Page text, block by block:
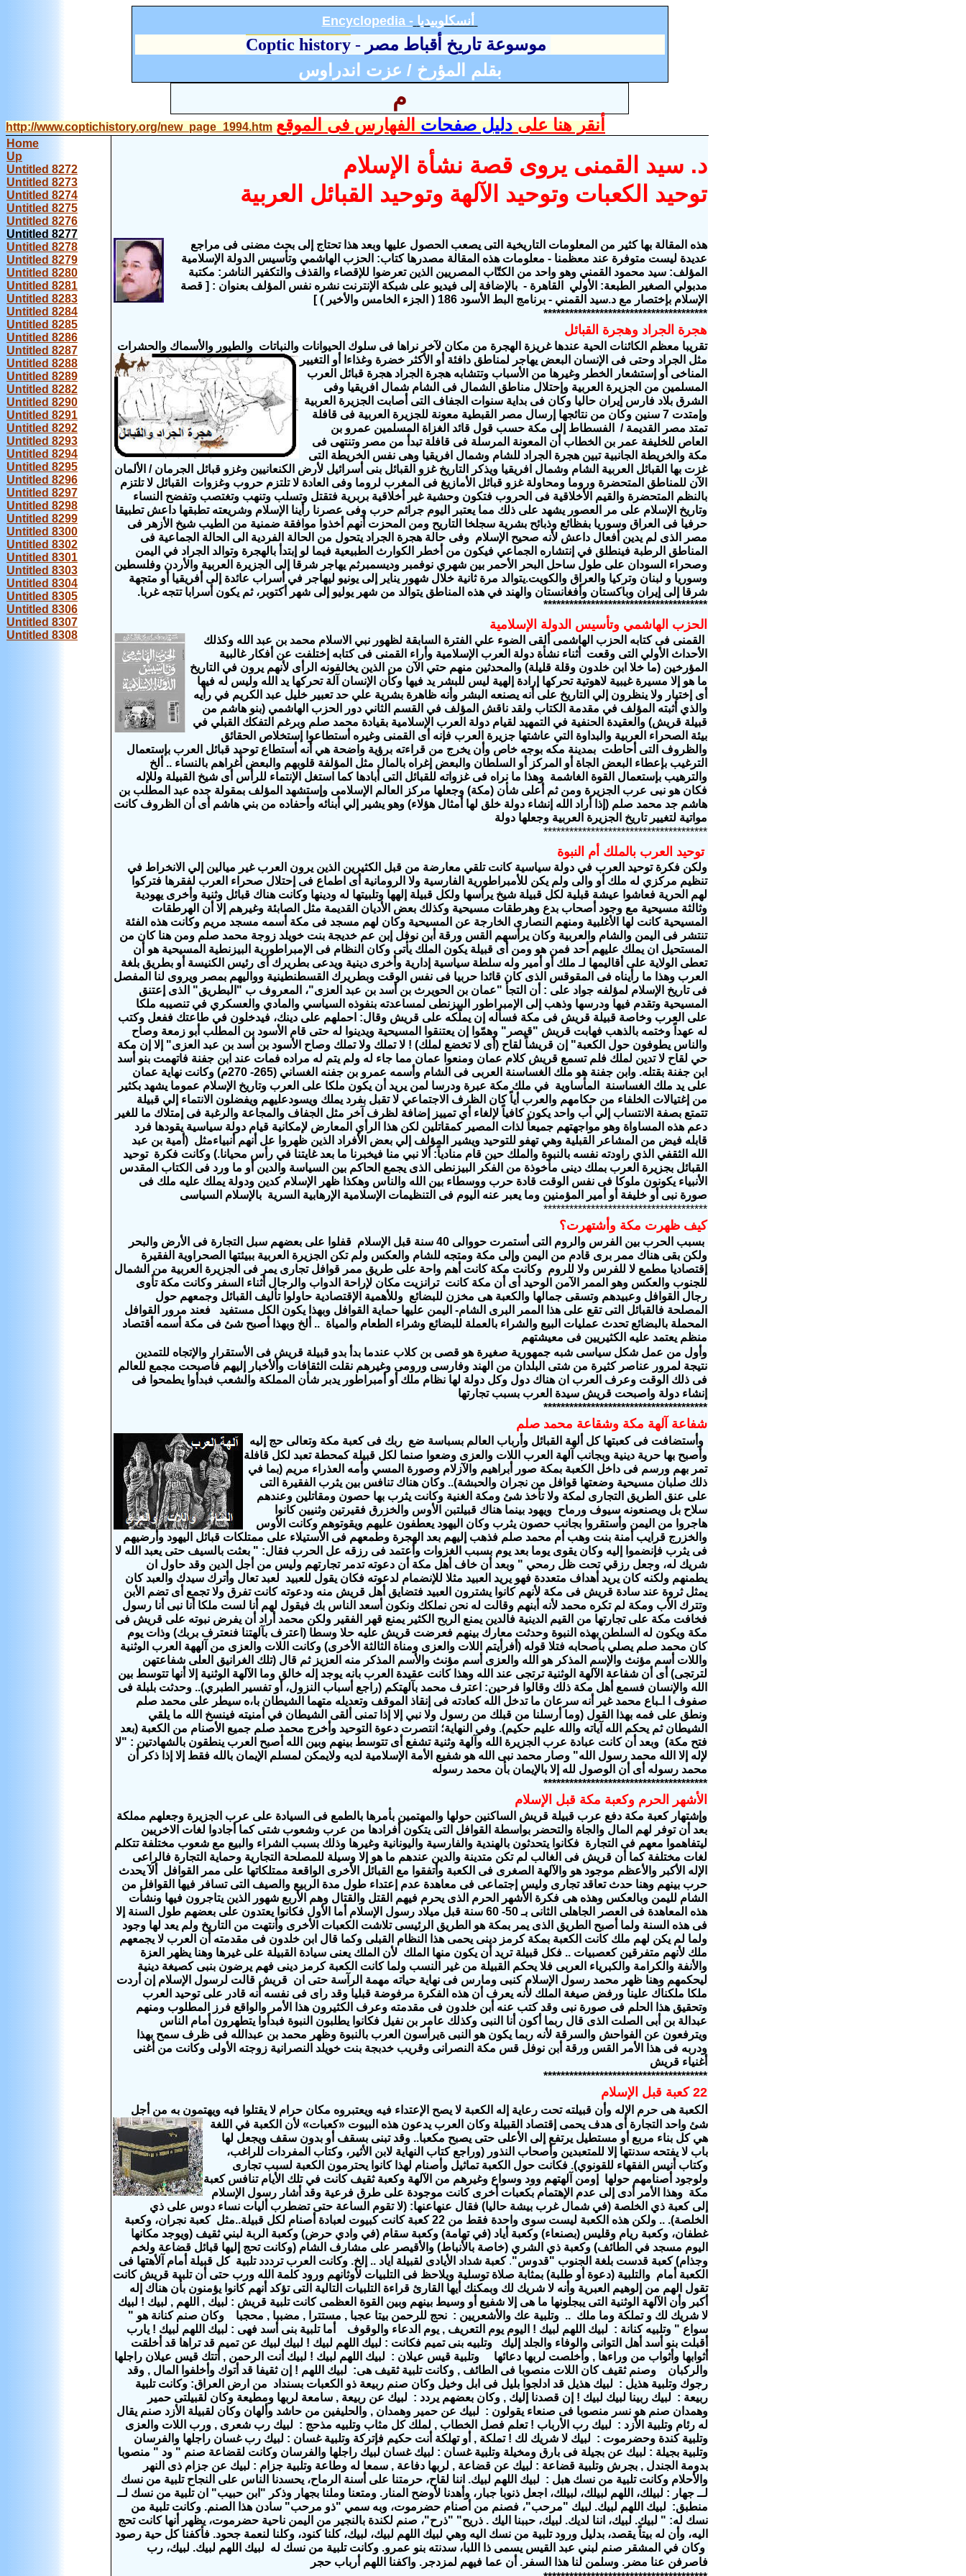
Encyclopedia - أنسكلوبيديا
موسوعة تاريخ أقباط مصر-
Coptic history
بقلم المؤرخ / عزت اندراوس
م
أنقر هنا علىدليل صفحاتالفهارس فى الموقع http://www.coptichistory.org/new_page_1994.htm
Home
Up
Untitled 8272
Untitled 8273
Untitled 8274
Untitled 8275
Untitled 8276
Untitled 8277
Untitled 8278
Untitled 8279
Untitled 8280
Untitled 8281
Untitled 8283
Untitled 8284
Untitled 8285
Untitled 8286
Untitled 8287
Untitled 8288
Untitled 8289
Untitled 8282
Untitled 8290
Untitled 8291
Untitled 8292
Untitled 8293
Untitled 8294
Untitled 8295
Untitled 8296
Untitled 8297
Untitled 8298
Untitled 8299
Untitled 8300
Untitled 8302
Untitled 8301
Untitled 8303
Untitled 8304
Untitled 8305
Untitled 8306
Untitled 8307
Untitled 8308
د. سيد القمنى يروى قصة نشأة الإسلام
توحيد الكعبات وتوحيد الآلهة وتوحيد القبائل العربية
هذه المقالة بها كثير من المعلومات التاريخية التى يصعب الحصول عليها وبعد هذا تحتاج إلى بحث مضنى فى مراجع
عديدة ليست متوفرة عند معظمنا - معلومات هذه المقالة مصدرهاكتاب: الحزب الهاشمي وتأسيس الدولة الإسلامية
المؤلف: سيد محمود القمني وهو واحد من الكتّاب المصريين الذين تعرضوا للإقصاء والقذف و التكفير
الناشر: مكتبة
مدبولي الصغير الطبعة: الأولي القاهرة - بالإضافة إلى فيديو على شبكة الإنترنت نشره نفس المؤلف بعنوان : [ قصة
الإسلام بإختصار مع د.سيد القمني - برنامج البط الأسود 186 ( الجزء الخامس والأخير )
]
**************************************
هجرة الجراد وهجرة القبائل
تقريبا معظم الكائنات الحية عندها غريزة الهجرة من مكان لآخر نراها فى سلوك الحيوانات والنباتات والطيور والأسماك والحشرات
مثل الجراد وحتى فى الإنسان البعض يهاجر لمناطق دافئة أو الأكثر خضرة وغذاءا أو التغيير
المناخى أو إستشعار الخطر وغيرها من الأسباب وتتشابه هجرة الجراد هجرة قبائل لعرب
المسلمين من الجزيرة العربية وإحتلال مناطق الشمال فى الشام شمال افريقيا وفى
الشرق بلاد فارس إيران حاليا وكان فى بداية سنوات الجفاف التى أصابت الجزيرة العربية
و
إمتدت 7 سنين وكان من نتائجها إرسال مصر القبطية معونة للجزيرة العربية فى قافلة
تمتد مصر القديمة / الفسطاط إلى مكة حسب قول قائد الغزاة المسلمين عمرو بن
العاص للخليفة عمر بن الخطاب أن المعونة المرسلة فى قافلة تبدأ من مصر وتنتهى فى
مكة والخريطة الجانبية تبين هجرة الجراد للشام وشمال افريقيا وهى نفس الخريطة التى
غزت بها القبائل العربية الشام وشمال افريقيا ويذكر التاريخ غزو القبائل بنى أسرائيل لأرض الكنعانيين وغزو قبائل الجرمان / الألمان
الآن للمناطق المتحضرة وروما ومحاولة غزو قبائل الأمازيغ فى المغرب لروما وفى العادة لا تلتزم حروب وغزوات القبائل لا تلتزم
بالنظم المتحضرة والقيم الأخلاقية فى الحروب فتكون وحشية غير أخلاقية بربرية فتقتل وتسلب وتنهب وتغتصب وتفضح النساء
وتاريخ الإسلام على مر العصور يشهد على ذلك مما يعتبر اليوم جرائم حرب وفى عصر نا رأينا الإسلام وشريعته تطبقها داعش تطبيقا
حرفيا فى العراق وسوريا بفظائع وذبائح بشرية سجلخا التاريح ومن المحزت أنهم أخذوا مو افقة ضمنية من الطيب شيخ الأزهر فى
مصر الذى لم يدين أفعال داعش لأنه صحيح الإسلام وفى حالة هجرة الجراد يتحول من الحالة الفردية الى الحالة الجماعية فى
المناطق الرطبة فينطلق في إنتشاره الجماعي فيكون من أخطر الكوارث الطبيعية فيما لو إبتدأ بالهجرة وتوالد الجراد في اليمن
وصحراء السودان على طول ساحل البحر الأحمر بين شهري نوفمبر وديسمبرثم يهاجر شرقا إلى الجزيرة العربية والأردن وفلسطين
وسوريا و لبنان وتركيا والعراق والكويت.يتوالد مرة ثانية خلال شهور يناير إلى يونيو ليهاجر في أسراب عائدة إلى أفريقيا أو متجهة
شرقا إلى إيران وباكستان وأفغانستان والهند في هذه المناطق يتوالد من شهر يوليو إلى شهر أكتوبر، ثم يكون أسرابا تتجه غربا.
**************************************
الحزب الهاشمي وتأسيس الدولة الإسلامية
القمنى فى كتابه الحزب الهاشمى ألقى الضوء علي الفترة السابقة لظهور نبي الاسلام محمد بن عبد الله وكذلك
الأحداث الأولي التى وقعت أثناء نشأة دولة العرب الإسلامية وأراء القمنى فى كتابه إختلفت عن أفكار غالبية
المؤرخين (ما خلا ابن خلدون وقلة قليلة) والمحدثين منهم حتي الآن من الذين يخالفونه الرأى لأنهم يرون في التاريخ
ما هو إلا مسيرة غيبية لاهوتية تحركها إرادة إلهية ليس للبشر يد فيها وكأن الإنسان آلة تحركها يد الله وليس له فيها
أى إختيار ولا ينظرون إلي التاريخ على أنه يصنعه البشر وأنه ظاهرة بشرية علي حد تعبير خليل عبد الكريم في رأيه
والذي أثبته المؤلف في مقدمة الكتاب ولقد ناقش المؤلف في القسم الثاني دور الحزب الهاشمي (بنو هاشم من
قبيلة قريش) والعقيدة الحنفية في التمهيد لقيام دولة العرب الإسلامية بقيادة محمد صلم وبرغم التفكك القبلي في
بيئة الصحراء العربية والبداوة التي عاشتها جزيرة العرب فإنه أى القمنى وغيره أستطاعوا إستخلاص الحقائق
والظروف التى أحاطت بمدينة مكه بوجه خاص وأن يخرج من قراءته برؤية واضحة هي أنه أستطاع توحيد قبائل العرب بإستعمال
الترغيب بإعطاء البعض الجاة أو المركز أو السلطان والبعض إغراه بالمال مثل المؤلفة قلوبهم والبعض أغراهم بالنساء .. ألخ
والترهيب بإستعمال القوة الغاشمة وهذا ما نراه فى غزواته للقبائل التى أبادها كما استغل الإنتماء للرأس أى شيخ القبيلة وللإله
فكان هو نبى عرب الجزيرة ومن ثم أعلى شأن (مكة) وجعلها مركز العالم الإسلامى وإستشهد المؤلف بمقولة جده عبد المطلب بن
هاشم جد محمد صلم (إذا أراد الله إنشاء دولة خلق لها أمثال هؤلاء) وهو يشير إلي أبنائه وأحفاده من بني هاشم أى أن الظروف كانت
مواتية لتغيير تاريخ الجزيرة العربية وجعلها دولة
**************************************
توحيد العرب بالملك أم النبوة
ولكن فكرة توحيد العرب في دولة سياسية كانت تلقي معارضة من قبل الكثيرين الذين يرون العرب غير ميالين إلي الانخراط في
تنظيم مركزي له ملك أو والى ولم يكن للأمبراطورية الفارسية ولا الرومانية أى اطماع فى إحتلال صحراء العرب لفقرها فتركوا
لهم الحرية فعاشوا عيشة قبلية لكل قبيلة شيخ يرأسها ولكل قبيلة إلهها وتلبيتها له ودينها وكانت هناك قبائل وثنية وأخرى يهودية
وثالثة مسيحية مع وجود أصحاب بدع وهرطقات مسيحية وكذلك بعض الأديان القديمة مثل الصابئة وغيرهم إلا أن الهرطقات
المسيحية كانت لها الأغلبية ومنهم النصارى الخارجة عن المسيحية وكان لهم مسجد فى مكة أسمه مسجد مريم وكانت هذه الفئة
تنتشر فى اليمن والشام والعربية وكان يرأسهم القس ورقة أبن نوفل إبن عم خديجة بنت خويلد زوجة محمد صلم ومن هنا كان من
المستحيل ان يملك عليهم أحد فمن هو ومن أى قبيلة يكون الملك يأتى وكان النظام فى الإمبراطورية البيزنطية المسيحية هو أن
تعطى الولاية على أقاليمها لـ ملك أو أمير وله سلطة سياسية إدارية وأخرى دينية ويدعى بطريرك أى رئيس الكنيسة أو بطريق بلغة
العرب وهذا ما رأيناه فى المقوقس الذى كان قائدا حربيا فى نفس الوقت وبطريرك القسطنطينية وواليهم بمصر ويروى لنا المفصل
فى تاريخ الإسلام لمؤلفه جواد على : أن التجأ "عمان بن الحويرث بن أسد بن عبد العزى"، المعروف ب "البطريق" الذى إعتنق
المسيحية وتقدم فيها ودرسها وذهب إلى الإمبراطور البيزنطى لمساعدته بنفوذه السياسي والمادي والعسكري فيتنصيبه ملكا
على العرب وخاصة قبيلة قريش فى مكة فسأله إن يملّكه على قريش وقال: احملهم على دينك، فيدخلون في طاعتك ففعل وكتب
له عهداً وختمه بالذهب فهابت قريش "قيصر" وهمّوا إن يعتنقوا المسيحية ويدينوا له حتى قام الأسود بن المطلب أبو زمعة وصاح
والناس يطوفون حول الكعبة" إن قريشاً لقاح (أى لا تخضع لملك) ! لا تملك ولا تملك وصاح الأسود بن أسد بن عبد العزى" إلا إن مكة
حي لقاح لا تدين لملك فلم تسمع قريش كلام عمان ومنعوا عمان مما جاء له ولم يتم له مراده فمات عند ابن جفنة فاتهمت بنو أسد
ابن جفنة بقتله. وابن جفنة هو ملك الغساسنة العربى فى الشام وأسمه عمرو بن جفنه الغساني
(265- 270م) وكانت نهاية عمان
على يد ملك الغساسنة المأساوية في ملك مكة عبرة ودرسا لمن يريد أن يكون ملكا على العرب وتاريخ الإسلام عموما يشهد بكثير
من إغتيالات الخلفاء من حكامهم والعرب أياً كان الظرف الاجتماعي لا تقبل بفرد يملك ويسودعليهم ويفضلون الانتماء إلي قبيلة
تتمتع بصفة الانتساب إلي أب واحد يكون كافياً لإلغاء أي تمييز إضافة لظرف آخر مثل الجفاف والمجاعة والرغبة فى إمتلاك ما للغير
دعم هذه المساواة وهو مواجهتهم جميعاً لذات المصير كمقاتلين لكن هذا الرأي المعارض لإمكانية قيام دولة سياسية يقودها فرد
قابله فيض من المشاعر القبلية وهي تهفو للتوحيد ويشير المؤلف إلي بعض الأفراد الذين ظهروا عل أنهم أنبياءمثل (أمية بن عبد
الله الثقفي الذي راودته نفسه بالنبوة والملك حين قام منادياً: ألا نبي منا فيخبرنا ما بعد غايتنا في رأس محيانا.) وكانت فكرة توحيد
القبائل بجزيرة العرب بملك دينى مأخوذة من الفكر البيزنطى الذى يجمع الحاكم بين السياسة والدين أو ما ورد فى الكتاب المقدس
الأنبياء يكونون ملوكا فى نفس الوقت قادة حرب ووسطاء بين الله والناس وهكذا ظهر الإسلام كدين ودولة يملك عليه ملك فى
صورة نبى أو خليفة أو أمير المؤمنين وما يعبر عنه اليوم فى التنظيمات الإسلامية الإرهابية السرية بالإسلام السياسى
**************************************
كيف ظهرت مكة وأشتهرت؟
بسبب الحرب بين الفرس والروم التى أستمرت حووالى 40 سنة قبل الإسلام قفلوا على بعضهم سبل التجارة فى الأرض والبحر
ولكن بقى هناك ممر برى قادم من اليمن وإلى مكة ومتجه للشام والعكس ولم تكن الجزيرة العربية ببيئتها الصحراوية الفقيرة
إقتصاديا مطمع لا للفرس ولا للروم وكانت مكة كانت أهم واحة على طريق ممر قوافل تجارى يمر فى الجزيرة العربية من الشمال
للجنوب والعكس وهو الممر الآمن الوحيد أى أن مكة كانت ترانزيت مكان لإراحة الدواب والرجال أثناء السفر وكانت مكة تأوى
رجال القوافل وعبيدهم وتسقى جمالها والكعبة هى مخزن للبضائع وللأهمية الإقتصادية حاولوا تأليف القبائل وجمعهم حول
المصلحة فالقبائل التى تقع على هذا الممر البرى الشام- اليمن عليها حماية القوافل وبهذا يكون الكل مستفيد فعند مرور القوافل
المحملة بالبضائع تحدث عمليات البيع والشراء بالعملة للبضائع وشراء الطعام والمياة .. ألخ وبهذا أصبح شئ فى مكة أسمه أقتصاد
منظم يعتمد عليه الكثيريين فى معيشتهم
وأول من عمل شكل سياسى شبه جمهورية صغيرة هو قصى بن كلاب عندما بدأ بدو قبيلة قريش فى الأستقرار والإتجاه للتمدين
نتيجة لمرور عناصر كثيرة من شتى البلدان من الهند وفارسى ورومى وغيرهم نقلت الثقافات وألأخبار إليهم فأصبحت مجمع للعالم
فى ذلك الوقت وعرف العرب ان هناك دول وكل دولة لها نظام ملك أو أمبراطور يدبر شأن المملكة والشعب فبدأوا يطمحوا فى
إنشاء دولة واصبحت قريش سيدة العرب بسبب تجارتها
**************************************
شفاعة آلهة مكة وشقاعة محمد صلم
وأستضافت فى كعبتها كل ألهة القبائل وأرباب العالم بسباسة ضع ربك فى كعبة مكة وتعالى حج إليه
وأصبح بها حرية دينية وبجانب آلهة العرب اللات والعزى وضعوا صنما لكل قبيلة كمحطة تعبد لكل قافلة
تمر بهم ورسم فى داخل الكعبة بمكة صور أبراهيم والآزلام وصورة المسي وأمه العذراء مريم (بما في
ذلك صلبان مسيحية وضعتها قوافل من نجران والحبشة).. وكان هناك تنافس بين يثرب الفقيرة التى
على عنق الطريق التجارى لمكة ولا تأخذ شئ ومكة الغنية وكانت يثرب بها حصون ومقاتلين وعندهم
سلاح بل ويصنعونه سيوف ورماح ويهود بينما هناك قبيلتبن الأوس والخزرق فقيرتين وثنيين كانوا
هاجروا من اليمن وأستقروا بجانب حصون يثرب وكان اليهود يعطفون عليهم ويقوتوهم وكانت الأوس
والخزرج قرايب أمنة بنت وهب أم محمد صلم فذهب إليهم بعد الهجرة وطمعهم فى الأستيلاء على ممتلكات قبائل اليهود وأرضيهم
فى يثرب فإنضموا إليه وكان يقوى يوما بعد يوم بسبب الغزوات وأعتمد فى رزقه عل الحرب فقال: " بعثت بالسيف حتى يعبد الله لا
شريك له، وجعل رزقي تحت ظل رمحي " وبعد أن خاف أهل مكة أن دعوته تدمر تجارتهم وليس من أجل الدين وقد حاول ان
يطمنهم ولكنه كان يريد أهداف متعددة فهو يريد العبيد مثلا للإنضمام لدعوته فكان يقول للعبيد لعبد تعال وأترك سيدك والعبد كان
يمثل ثروة عند سادة قريش فى مكة لأنهم كانوا يشترون العبيد فتضايق أهل قريش منه ودعوته كانت تفرق ولا تجمع أى تضم الأبن
وتترك الأب ومكة لم تكره محمد لأنه أبنهم وقالت له نحن نملكك ونكون أسعد الناس بك فيقول لهم أنا لست ملكا أنا نبى أنا رسول
فخافت مكة على تجارتها من القيم الدينية فالدين يمنع الربح الكثير يمنع قهر الفقير ولكن محمد أراد أن يفرض نبوته على قريش فى
مكة ويكون له السلطن بهذه النبوة وحدثت معارك بينهم فعرضت قريش عليه حلا وسطا (اعترف بآلهتنا فنعترف بربك) وذات يوم
كان محمد صلم يصلي بأصحابه فتلا قوله (أفرأيتم اللات والعزى ومناة الثالثة الأخرى) وكانت اللات والعزى من آلههة العرب الوثنية
واللات أسم مؤنث والإسم المذكر هو الله والعزى أسم مؤنث والأسم المذكر منه العزيز ثم قال (تلك الغرانيق العلى شفاعتهن
لترتجى) أى أن شفاعة الآلهة الوثنية ترتجى عند الله وهذا كانت عقيدة العرب بانه يوجد إله خالق وما الآلهة الوثنية إلا أنها تتوسط بين
الله والإنسان فسمع أهل مكة ذلك وقالوا فرحين: اعترف محمد بآلهتكم (راجع أسباب النزول، أو تفسير الطبري).. وحدثت بلبلة فى
صفوف ا اـباع محمد غير أنه سرعان ما تدخل الله كعادته فى إنقاذ الموقف وتعديله متهما الشيطان با،ه سيطر على محمد صلم
ونطق على فمه بهذا القول (وما أرسلنا من قبلك من رسول ولا نبي إلا إذا تمنى ألقى الشيطان في أمنيته فينسخ الله ما يلقي
الشيطان ثم يحكم الله آياته والله عليم حكيم). وفي النهاية؛ انتصرت دعوة التوحيد وأخرج محمد صلم جميع الأصنام من الكعبة (بعد
فتح مكة) وبعد أن كانت عبادة عرب الجزيرة الله وآلهة وثنية تشفع أى تتوسط بينهم وبين الله أصبح العرب ينطقون بالشهادتين : "لا
لإله إلا الله محمد رسول الله" وصار محمد نبى الله هو شفيع الأمة الإسلامية لديه ولايمكن لمسلم الإيمان بالله فقط إلا إذا ذكر أن
محمد رسوله أى أن الوصول لله إلا بالإيمان بأن محمد رسوله
**************************************
الأشهر الحرم وكعبة مكة قبل الإسلام
وإشتهار كعبة مكة دفع عرب قبيلة قريش الساكنين حولها والمهتمين بأمرها بالطمع فى السيادة على عرب الجزيرة وجعلهم مملكة
بعد أن توفر لهم المال والجاة والتحضر بواسطة القوافل التى يتكون أفرادها من عرب وشعوب شتى كما أجادوا لغات الاخريين
ليتفاهموا معهم فى التجارة فكانوا يتحدثون بالهندية والفارسية واليونانية وغيرها وذلك بسبب الشراء والبيع مع شعوب مختلفة تتكلم
لغات مختلفة كما أن قريش فى الغالب لم تكن متدينة والدين عندهم ما هو إلا وسيلة للمصلحة التجارية وحماية التجارة فالراعى
الإله الأكبر والأعظم موجود هو والآلهة الصغرى فى الكعبة وأتفقوا مع القبائل الأخرى الواقعة ممتلكاتها على ممر القوافل ألآ يحدث
حرب بينهم وهنا حدث تعاقد تجارى وليس إجتماعى فى معاهدة عدم إعتداء طول مدة الربيع والصيف التى تسافر فيها القوافل من
الشام لليمن وبالعكس وهذه هى فكرة الأشهر الحرم الذى يحرم فيهم القتل والقتال وهم الأربع شهور الذين يتاجرون فيها ونشأت
هذه المعاهدة فى العصر الجاهلى الثانى بـ 50- 60 سنة قبل ميلاد رسول الإسلام أما الأول فكانوا يعتدون على بعضهم طول السنة إلا
فى هذه السنة ولما أصبح الطريق الذى يمر بمكة هو الطريق الرئيسى تلاشت الكعبات الأخرى وأنتهت من التاريخ ولم يعد لها وجود
ولما لم يكن لهم ملك كانت الكعبة بمكة كرمز دينى يحمى هذا النظام القبلى وكما قال ابن خلدون فى مقدمته أن العرب لا يجمعهم
ملك لأنهم متفرقين كعصبيات .. فكل قبيلة تريد أن يكون منها الملك لأن الملك يعنى سيادة القبيلة على غيرها وهنا يظهر العزة
والأنفة والكرامة والكبرياء العربى فلا يحكم القبيلة من غير النسب ولما كانت الكعبة كرمز دينى فهم يرضون بنبى كصيغة دينية
ليحكمهم وهنا ظهر محمد رسول الإسلام كنبى ومارس فى نهاية حياته مهمة الرآسة حتى ان قريش قالت لرسول الإسلام إن أردت
ملكا ملكناك علينا ورفض صيغة الملك لأنه يعرف أن هذه الفكرة مرفوضة قبليا وقد راى فى نفسه أنه قادر على توحيد العرب
وتحقيق هذا الحلم فى صورة نبى وقد كتب عنه أبن خلدون فى مقدمته وعرف الكثيرون هذا الأمر والواقع فرز المطلوب ومنهم
عبدالة بن أبى الصلت الذى قال ربما أكون أنا النبى وكذلك عامر بن نفيل فكانوا يطلبون النبوة فبدأوا يتطهرون أمام الناس
ويترفعون عن الفواحش والسرقة لأنه ربما يكون هو النبى ةيرأسون العرب بالنبوة وظهر محمد بن عبدالله فى ظرف سمح بهذا
ودربه فى هذا الأمر القس ورقة أبن نوفل قس مكة النصرانى وقريب خدبجة بنت خويلد النصرانية زوجته الأولى وكانت من أغنى
أغنياء قريش
**************************************
22 كعبة قبل الإسلام
لكعبة هى حرم الإله وأن قبيلته تحت رعاية إله الكعبة لا يصح الإعتداء فيه ويعتبروه مكان حرام لا يقتلوا فيه ويهتمون به من أجل
شئ واحد التجارة أى هدف يحمى إقتصاد القبيلة وكان العرب يدعون هذه البيوت «كعبات» لأن الكعبة في اللغة
هي كل بناء مربع أو مستطيل يرتفع إلى الأعلى حتى يصبح مكعبا.. وقد تبنى بسقف أو بدون سقف ويجعل لها
باب لا يفتحه سدنتها إلا للمتعبدين وأصحاب النذور (وراجع كتاب النهاية لابن الأثير، وكتاب المفردات للراغب،
وكتاب أنيس الفقهاء للقونوي). فكانت حول الكعبة تماثيل وأصنام لهذا كانوا يحترمون الكعبة لسبب تجارى
ولوجود أصنامهم حولها إومن آلهتهم وود وسواع وغيرهم من الآلهة وكعبة ثقيف كانت في تلك الأيام تنافس كعبة
مكة وهذا الأمر أدى إلى عدم الإهتمام بكعبات أخرى كانت موجودة على طرق فرعية وقد أشار رسول الإسلام
إلى كعبة ذي الخلصة (في شمال غرب بيشة حاليا) فقال عنهاعنها: (لا تقوم الساعة حتى تضطرب أليات نساء دوس على ذي
الخلصة). .. ولكن هذه الكعبة ليست سوى واحدة فقط من 22 كعبة كانت كبيوت لعبادة أصنام لكل قبيلة..مثل كعبة نجران، وكعبة
غطفان، وكعبة ريام وقليس (بصنعاء) وكعبة أياد (في تهامة) وكعبة سقام (في وادي حرض) وكعبة الربة لبني ثقيف (ويوجد مكانها
اليوم مسجد في الطائف) وكعبة ذي الشري (خاصة بالأنباط) والأقيصر على مشارف الشام (وكانت تحج إليها قبائل قضاعة ولخم
وجذام)كعبة قدست بلغة الجنوب "قدوس". كعبة شداد الأيادى لقبيلة اياد .. إلخ. وكانت العرب ترددد تلبية كل قبيلة أمام آلأهتها فى
الكعبة أمام والتلبية (دعوة أو طلبة) بمثابة صلاة توسلية ويلاحظ فى التلبيات لأوثانهم ورود كلمة الله ورب حتى أن تلبية قريش كانت
تقول الهم من إلوهيم العبرية وأنه لا شريك لك وبمكنك أيها القارئ قراءة التلبيات التالية التى تؤكد أنهم كانوا يؤمنون بأن هناك إله
أكبر وأن الآلهة الوثنية التى يبجلونها ما هى إلا شفيع أو وسيط بينهم وبين القوة العظمى كانت تلبية قريش : لبيك , اللهم , لبيك ! لبيك
لا شريك لك و تملكة وما ملك .. وتلبية عك والأشعريين : نحج للرحمن بيتا عجبا , مستترا , مضببا , محجبا وكان صنم كنانة هو "
سواع " وتلبيه كنانة : لبيك اللهم لبيك ! اليوم يوم التعريف , يوم الدعاء والوقوف أما تلبية بنى أسد فهى : لبيك اللهم لبيك ! يارب
أقبلت بنو أسد أهل التوانى والوفاء والجلد إليك وتلبيه بنى تميم فكانت : لبيك اللهم لبيك ! لبيك لبيك عن تميم قد تراها قد أخلقت
أثوابها وأثواب من وراءها , وأخلصت لربها دعائها وتلبية قيس عيلان : لبيك اللهم لبيك ! لبيك أنت الرحمن , أتتك قيس عيلان راجلها
والركبان وصنم ثقيف كان اللات منصوبا فى الطائف , وكانت تلبية ثقيف هى: لبيك اللهم ! إن ثقيفا قد أتوك وأخلفوا المال , وقد
رجوك وتلبية هذيل : لبيك هذيل قد ادلجوا بليل فى ابل وخيل وكان صنم ربيعة ذو الكعبات بسنداد من ارض العراق: وكانت تلبية
ربيعة : لبيك ربينا لبيك لبيك ! إن قصدنا إليك , وكان بعضهم يردد : لبيك عن ربيعة , سامعة لربها ومطيعة وكان لقبيلتى حمير
وهمدان صنم هو نسر منصوبا فى صنعاء يقولون : لبيك عن حمير وهمدان , والحليفين من حاشد وألهان وكان لقبيلة الأزد صنم يقال
له رئام وتلبية الأزد : لبيك رب الأرباب ! تعلم فصل الخطاب , لملك كل مثاب وتلبيه مذحج : لبيك رب شعرى , ورب اللات والعزى
وتلبية كندة وحضرموت : لبيك لا شريك لك ! تملكة , أو تهلكة أنت حكيم فإتركة وتلبية غسان : لبيك رب غسان راجلها والفرسان
وتلبية بجيلة : لبيك عن بجيلة فى بارق ومخيلة وتلبية غسان : لبيك غسان لبيك راجلها والفرسان وكانت لقضاعة صنم " ود " منصوبا
بدومة الجندل , بجرش وتلبية قضاعة : لبيك عن قضاعة , لربها دفاعة , سمعا له وطاعة وتلبية جزام : لبيك عن جزام ذى النهر
والأحلام وكانت تلبية من نسك هبل : لبيك اللهم لبيك. اننا لقاح، حرمتنا على أسنة الرماح، يحسدنا الناس على النجاح تلبية من نسك
لــ جهار : لبيلك، اللهم لبيلك، لبيلك، اجعل ذنوبا جبار، وأهدنا لأوضح المنار. ومتعنا وملنا بجهار وذكر "ابن حبيب" ان تلبية من نسك لــ
منطبق: لبيك اللهم لبيك. لبيك "مرحب"، فصنم من أصنام حضرموت، وبه سمي "ذو مرحب" سادن هذا الصنم. وكانت تلبية من
نسك له: " لبيك. لبيك، اننا لديك. لبيك، حببنا اليك . ذريح" "ذرح"، صنم لكندة بالنجير من اليمن ناحية حضرموت، يظهر أنها كانت تحج
اليه، وأن له بيتاً يقصد، بدليل ورود تلبية من نسك اليه وهي لبيك اللهم لبيك، لبيك، كلنا كنود، وكلنا لنعمة جحود. فأكفنا كل حية رصود
وكان في المشقر صنم لبني عبد القيس يسمى ذا اللبا، سدنته بنو عمرو. وكانت تلبية من نسك له لبيك اللهم لبيك. لبيك، رب
فاصرفن عنا مضر. وسلمن لنا هذا السفر. أن عما فيهم لمزدجر. واكفنا اللهم أرباب حجر